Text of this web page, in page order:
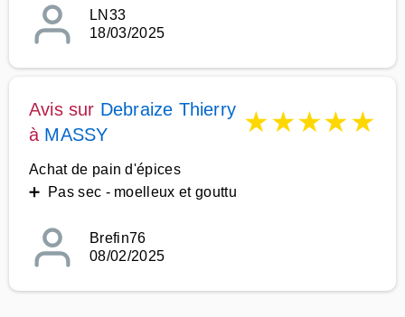
LN33
18/03/2025
Avis sur Debraize Thierry
à MASSY ★★★★★
Achat de pain d'épices
➕ Pas sec - moelleux et gouttu
Brefin76
08/02/2025